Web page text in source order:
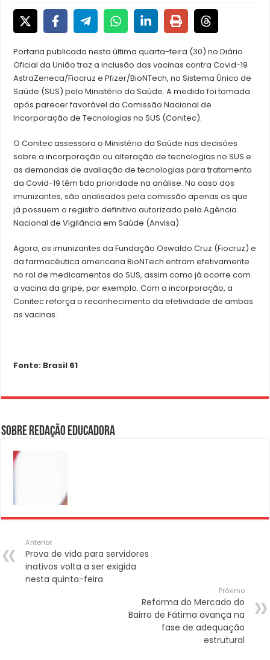
Portaria publicada nesta última quarta-feira (30) no Diário
Oficial da União traz a inclusão das vacinas contra Covid-19
AstraZeneca/Fiocruz e Pfizer/BioNTech, no Sistema Único de
Saúde (SUS) pelo Ministério da Saúde. A medida foi tomada
após parecer favorável da Comissão Nacional de
Incorporação de Tecnologias no SUS (Conitec).
O Conitec assessora o Ministério da Saúde nas decisões
sobre a incorporação ou alteração de tecnologias no SUS e
as demandas de avaliação de tecnologias para tratamento
da Covid-19 têm tido prioridade na análise. No caso dos
imunizantes, são analisados pela comissão apenas os que
já possuem o registro definitivo autorizado pela Agência
Nacional de Vigilância em Saúde (Anvisa).
Agora, os imunizantes da Fundação Oswaldo Cruz (Fiocruz) e
da farmacêutica americana BioNTech entram efetivamente
no rol de medicamentos do SUS, assim como já ocorre com
a vacina da gripe, por exemplo. Com a incorporação, a
Conitec reforça o reconhecimento da efetividade de ambas
as vacinas.
Fonte: Brasil 61
Sobre Redação Educadora
Anterior
Prova de vida para servidores
inativos volta a ser exigida
nesta quinta-feira
Próximo
Reforma do Mercado do
Bairro de Fátima avança na
fase de adequação
estrutural